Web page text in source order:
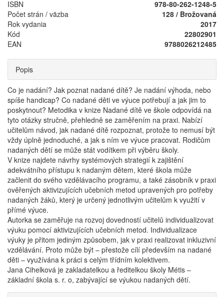
ISBN
978-80-262-1248-5
Počet strán / väzba
128 / Brožovaná
Rok vydania
2017
Kód
22802901
EAN
9788026212485
Popis
Co je nadání? Jak poznat nadané dítě? Je nadání výhoda, nebo
spíše handicap? Co nadané děti ve výuce potřebují a jak jim to
poskytnout? Metodika v knize Nadané dítě ve škole odpovídá na
tyto otázky stručně, přehledně se zaměřením na praxi. Nabízí
učitelům návod, jak nadané dítě rozpoznat, protože to nemusí být
vždy úplně jednoduché, a jak s ním ve výuce pracovat. Rodičům
nadaných dětí se může stát vodítkem při výběru školy.
V knize najdete návrhy systémových strategií k zajištění
adekvátního přístupu k nadaným dětem, které škola může
začlenit do svého vzdělávacího programu, a také zásobník v praxi
ověřených aktivizujících učebních metod upravených pro potřeby
nadaných žáků, který je určený jednotlivým učitelům k využití v
přímé výuce.
Autorka se zaměřuje na rozvoj dovedností učitelů individualizovat
výuku pomocí aktivizujících učebních metod. Individualizace
výuky je přitom jediným způsobem, jak v praxi realizovat inkluzivní
vzdělávání. Proto může být – přestože cílí především na nadané
děti – využívána k práci s celým třídním kolektivem.
Jana Cihelková je zakladatelkou a ředitelkou školy Métis –
základní škola s. r. o, zabývající se výukou nadaných dětí.